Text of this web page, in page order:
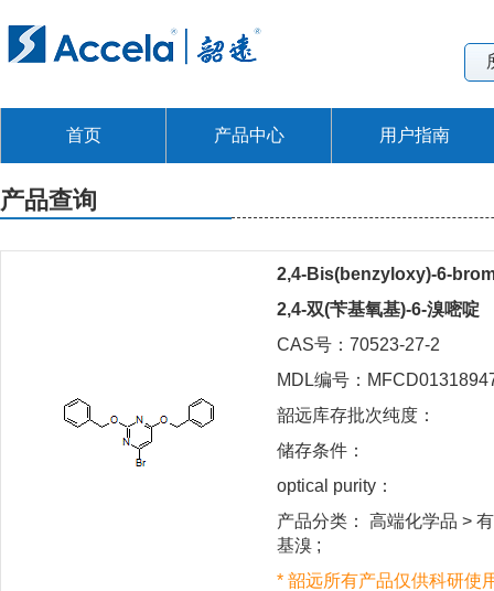
首页 产品中心 用户指南
产品查询
2,4-Bis(benzyloxy)-6-
2,4-双(苄基氧基)-6-溴嘧啶
CAS号：70523-27-2
MDL编号：
韶远库存批次纯度：
储存条件：
optical purity：
产品分类： 高端化学品 >
基溴 ;
* 韶远所有产品仅供科研使